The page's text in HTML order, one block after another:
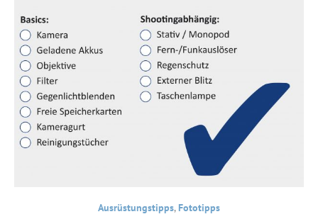
Ausrüstungstipps, Fototipps